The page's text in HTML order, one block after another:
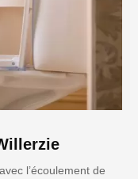
l’écoulement de